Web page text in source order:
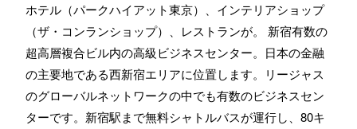
ホテル（パークハイアット東京）、インテリアショップ
（ザ・コンランショップ）、レストランが。 新宿有数の
超高層複合ビル内の高級ビジネスセンター。日本の金融
の主要地である西新宿エリアに位置します。リージャス
のグローバルネットワークの中でも有数のビジネスセン
ターです。新宿駅まで無料シャトルバスが運行し、80キ